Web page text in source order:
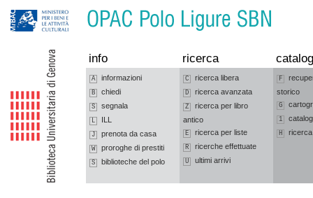
info ricerca
A informazioni
B chiedi
S segnala
L ILL
J prenota da casa
W proroghe di prestiti
S biblioteche del polo
C ricerca libera
D ricerca avanzata
Z
ricerca per libro
antico
E ricerca per liste
R ricerche effettuate
U ultimi arrivi
F
storico
G
1
H ricerca